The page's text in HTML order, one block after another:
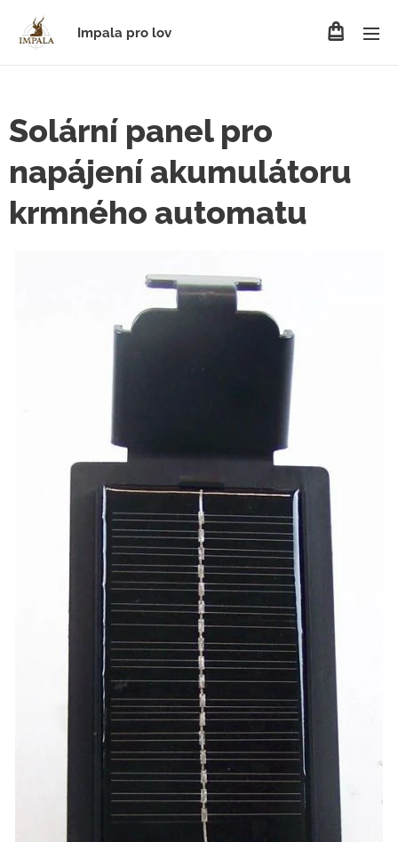
Impala pro lov
Solární panel pro
napájení akumulátoru
krmného automatu